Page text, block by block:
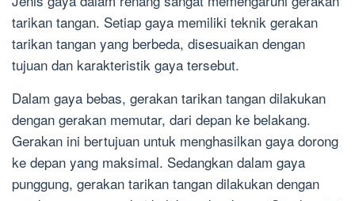
tarikan tangan. Setiap gaya memiliki teknik gerakan
tarikan tangan yang berbeda, disesuaikan dengan
tujuan dan karakteristik gaya tersebut.
Dalam gaya bebas, gerakan tarikan tangan dilakukan
dengan gerakan memutar, dari depan ke belakang.
Gerakan ini bertujuan untuk menghasilkan gaya dorong
ke depan yang maksimal. Sedangkan dalam gaya
punggung, gerakan tarikan tangan dilakukan dengan